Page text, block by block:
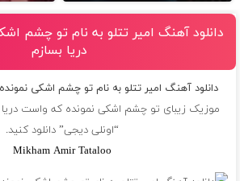
دانلود آهنگ امیر تتلو به نام تو چشم
دریا بسازم
دانلود آهنگ امیر تتلو به نام تو چشم اشکی
موزیک زیبای تو چشم اشکی نمونده که واست دریا
“اونلی دیجی” دانلود کنید.
Mikham Amir Tataloo